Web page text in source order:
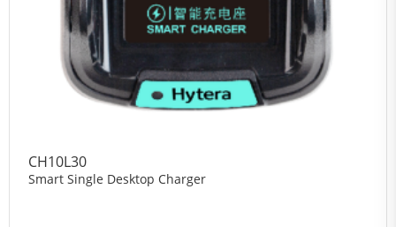
CH10L30
Smart Single Desktop Charger